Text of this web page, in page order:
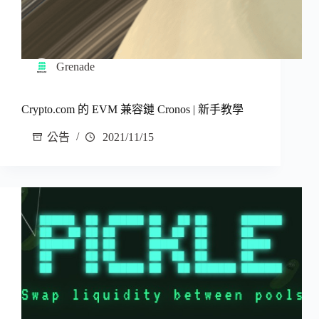
Grenade
Crypto.com 的 EVM 兼容鏈 Cronos | 新手教學
公告 2021/11/15